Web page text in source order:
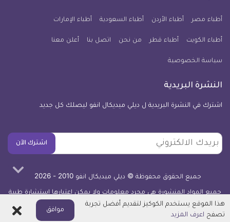
معلومة
للآيفون
أطباء مصر أطباء الأردن أطباء السعودية أطباء الإمارات
أطباء الكويت أطباء قطر من نحن اتصل بنا أعلن معنا
سياسة الخصوصية
النشرة البريدية
اشترك في النشرة البريدية ل ديلي ميديكال انفو ليصلك كل جديد
بريدك
الالكتروني
اشترك الآن
جميع الحقوق محفوظة © ديلي ميديكال انفو 2010 - 2026
جميع المواد المنشورة هي مجرد معلومات ولا يمكن اعتبارها استشارة طبية
أو توصية علاجية - اعرف المزيد
هذا الموقع يستخدم الكوكيز لتقديم أفضل تجربة
تصفح اعرف المزيد
موافق اغلاق